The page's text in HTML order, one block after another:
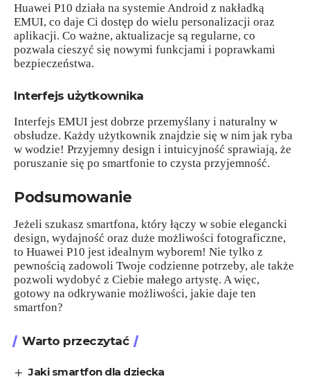
Huawei P10 działa na systemie Android z nakładką
EMUI, co daje Ci dostęp do wielu personalizacji oraz
aplikacji. Co ważne, aktualizacje są regularne, co
pozwala cieszyć się nowymi funkcjami i poprawkami
bezpieczeństwa.
Interfejs użytkownika
Interfejs EMUI jest dobrze przemyślany i naturalny w
obsłudze. Każdy użytkownik znajdzie się w nim jak ryba
w wodzie! Przyjemny design i intuicyjność sprawiają, że
poruszanie się po smartfonie to czysta przyjemność.
Podsumowanie
Jeżeli szukasz smartfona, który łączy w sobie elegancki
design, wydajność oraz duże możliwości fotograficzne,
to Huawei P10 jest idealnym wyborem! Nie tylko z
pewnością zadowoli Twoje codzienne potrzeby, ale także
pozwoli wydobyć z Ciebie małego artystę. A więc,
gotowy na odkrywanie możliwości, jakie daje ten
smartfon?
Warto przeczytać
Jaki smartfon dla dziecka